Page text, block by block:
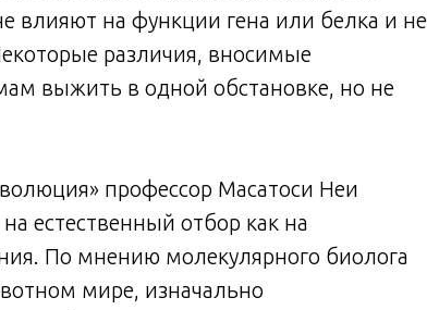
влияют на функции гена или белка и не
различия, вносимые
выжить в одной обстановке, но не
профессор Масатоси Неи
естественный отбор как на
По мнению молекулярного биолога
мире, изначально